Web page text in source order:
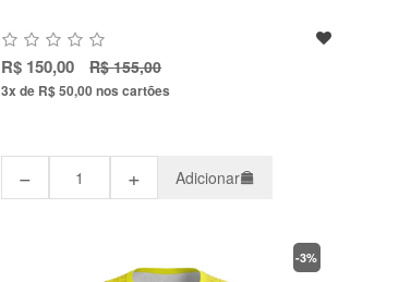
R$ 150,00 R$ 155,00
3x de R$ 50,00nos cartões
− + Adicionar
-3%